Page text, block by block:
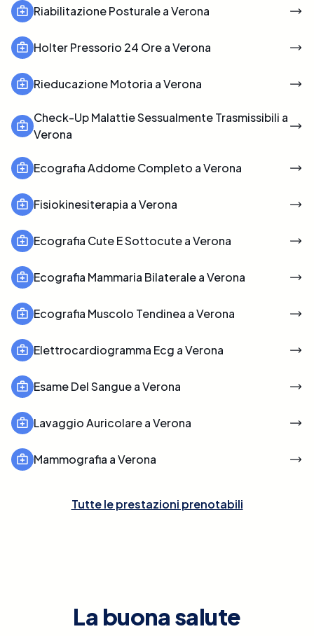
Riabilitazione Posturale a Verona
Holter Pressorio 24 Ore a Verona
Rieducazione Motoria a Verona
Check-Up Malattie Sessualmente Trasmissibili a
Verona
Ecografia Addome Completo a Verona
Fisiokinesiterapia a Verona
Ecografia Cute E Sottocute a Verona
Ecografia Mammaria Bilaterale a Verona
Ecografia Muscolo Tendinea a Verona
Elettrocardiogramma Ecg a Verona
Esame Del Sangue a Verona
Lavaggio Auricolare a Verona
Mammografia a Verona
Tutte le prestazioni prenotabili
La buona salute